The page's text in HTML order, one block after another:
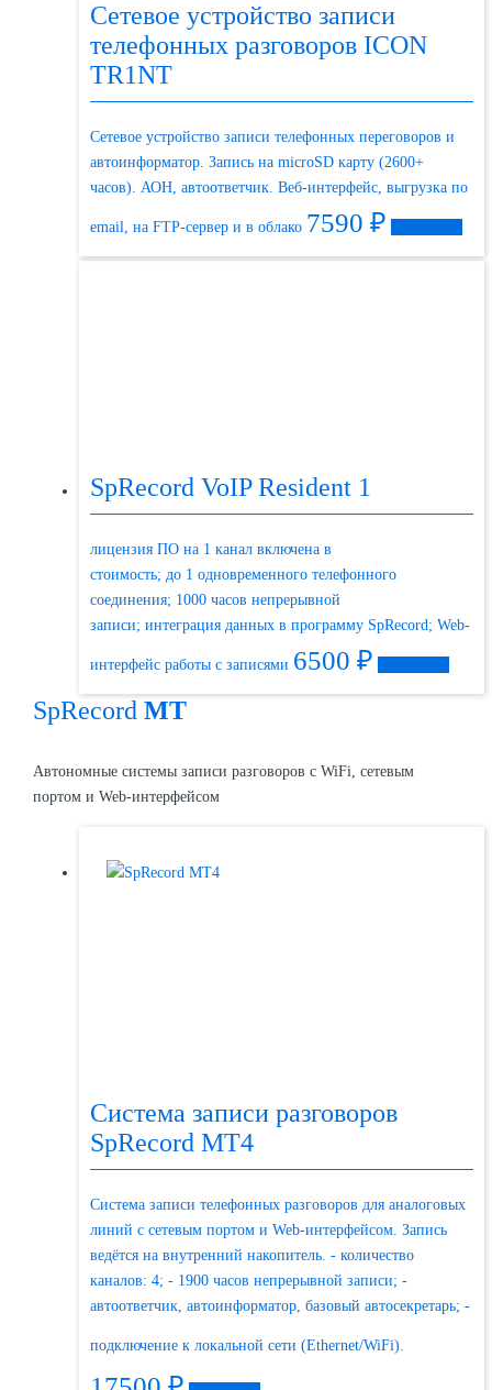
Сетевое устройство записи
телефонных разговоров ICON
TR1NT
Сетевое устройство записи телефонных переговоров и
автоинформатор. Запись на microSD карту (2600+
часов). АОН, автоответчик. Веб-интерфейс, выгрузка по
email, на FTP-сервер и в облако 7590 ₽
SpRecord VoIP Resident 1
лицензия ПО на 1 канал включена в
стоимость; до 1 одновременного телефонного
соединения; 1000 часов непрерывной
записи; интеграция данных в программу SpRecord; Web-
интерфейс работы с записями 6500 ₽
SpRecord MT
Автономные системы записи разговоров с WiFi, сетевым
портом и Web-интерфейсом
Система записи разговоров
SpRecord MT4
Система записи телефонных разговоров для аналоговых
линий с сетевым портом и Web-интерфейсом. Запись
ведётся на внутренний накопитель. - количество
каналов: 4; - 1900 часов непрерывной записи; -
автоответчик, автоинформатор, базовый автосекретарь; -
подключение к локальной сети (Ethernet/WiFi).